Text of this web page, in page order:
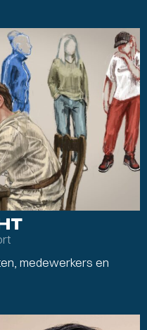
medewerkers en